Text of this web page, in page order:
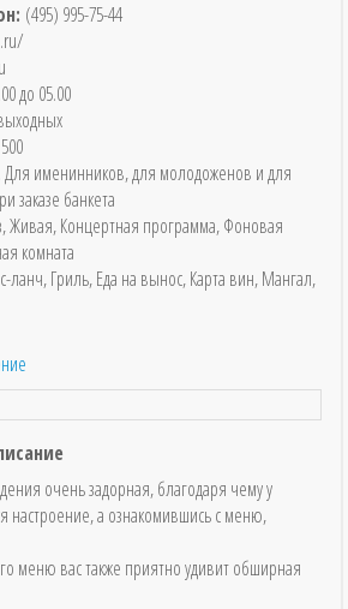
(495) 995-75-44
до 05.00
Для именинников, для молодоженов и для
заказе банкета
Живая, Концертная программа, Фоновая
комната
ланч, Гриль, Еда на вынос, Карта вин, Мангал,
очень задорная, благодаря чему у
настроение, а ознакомившись с меню,
меню вас также приятно удивит обширная